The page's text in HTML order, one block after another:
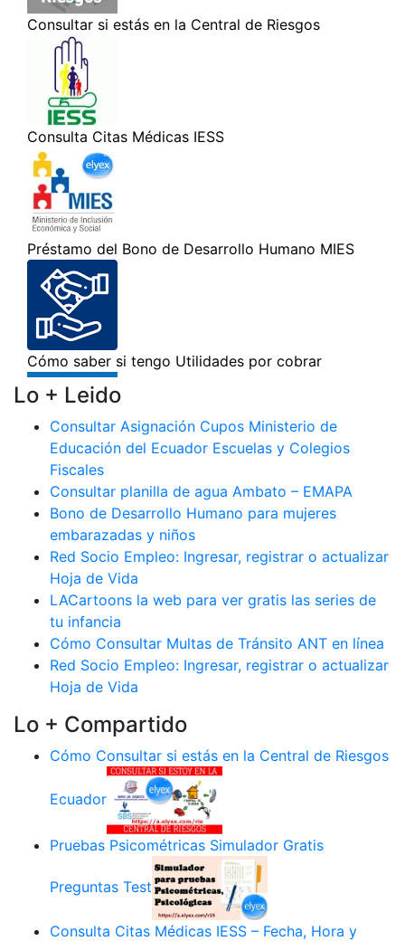
Lo + Leido
Consultar Asignación Cupos Ministerio de
Educación del Ecuador Escuelas y Colegios
Fiscales
Consultar planilla de agua Ambato – EMAPA
Bono de Desarrollo Humano para mujeres
embarazadas y niños
Red Socio Empleo: Ingresar, registrar o actualizar
Hoja de Vida
LACartoons la web para ver gratis las series de
tu infancia
Cómo Consultar Multas de Tránsito ANT en línea
Red Socio Empleo: Ingresar, registrar o actualizar
Hoja de Vida
Lo + Compartido
Cómo Consultar si estás en la Central de Riesgos
Ecuador
Pruebas Psicométricas Simulador Gratis
Preguntas Test
Consulta Citas Médicas IESS – Fecha, Hora y